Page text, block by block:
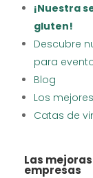
¡Nuestra
gluten!
Descubre
para
Blog
Los
Catas de
Las
empresas